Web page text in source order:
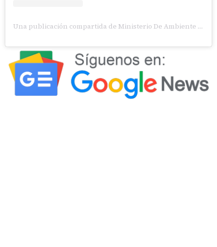
Una publicación compartida de Ministerio De Ambiente Panamá (@miambientepma)